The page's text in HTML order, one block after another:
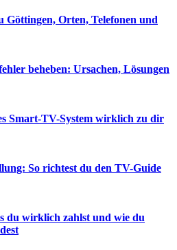
Göttingen, Orten, Telefonen und
beheben: Ursachen, Lösungen
Smart-TV-System wirklich zu dir
So richtest du den TV-Guide
du wirklich zahlst und wie du